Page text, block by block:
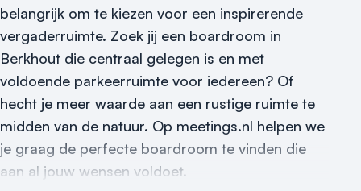
Vraag locatie aan
Locatiegids
Meld locatie aan
Nieuws
belangrijk om te kiezen voor een inspirerende
vergaderruimte. Zoek jij een boardroom in
Berkhout die centraal gelegen is en met
voldoende parkeerruimte voor iedereen? Of
hecht je meer waarde aan een rustige ruimte te
midden van de natuur. Op meetings.nl helpen we
je graag de perfecte boardroom te vinden die
aan al jouw wensen voldoet.